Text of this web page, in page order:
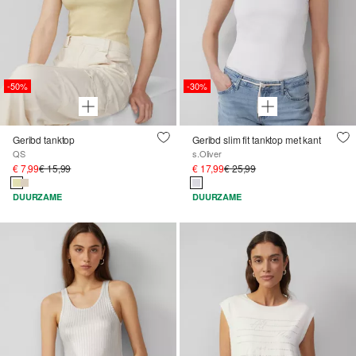
-50%
Geribd tanktop
QS
€ 7,99€ 15,99
DUURZAME
-30%
Geribd slim fit tanktop met kant
s.Oliver
€ 17,99€ 25,99
DUURZAME